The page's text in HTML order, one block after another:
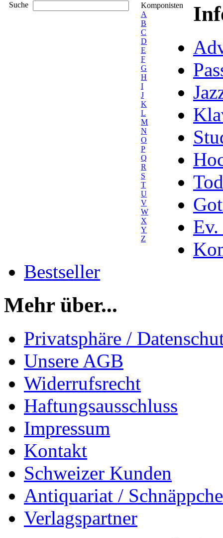
Suche
Komponisten
A
B
C
D
E
F
G
H
I
J
K
L
M
N
O
P
Q
R
S
T
U
V
W
X
Y
Z
Ev.
Bestseller
Mehr über...
Privatsphäre /
Unsere AGB
Widerrufsrecht
Haftungsausschluss
Impressum
Kontakt
Schweizer Kunden
Antiquariat /
Verlagspartner